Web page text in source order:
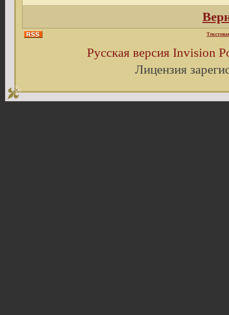
Русская версия Invision
Лицензия